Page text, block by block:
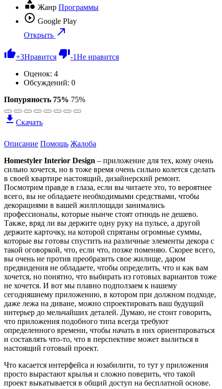
Жанр Программы
Google Play
Открыть
+3Нравится -1Не нравится
Оценок: 4
Обсуждений: 0
Попуряность 75% 75%
Скачать
Описание Помощь Жалоба
Homestyler Interior Design – приложение для тех, кому очень
сильно хочется, но в тоже время очень сильно колется сделать
в своей квартире настоящий, дизайнерский ремонт.
Посмотрим правде в глаза, если вы читаете это, то вероятнее
всего, вы не обладаете необходимыми средствами, чтобы
декорациями в вашей жилплощади занимались
профессионалы, которые нынче стоят отнюдь не дешево.
Также, вряд ли вы держите одну руку на пульсе, а другой
держите карточку, на которой спрятаны огромные суммы,
которые вы готовы спустить на различные элементы декора с
такой оговоркой, что, если что, позже поменяю. Скорее всего,
вы очень не против преобразить свое жилище, даром
предвидения не обладаете, чтобы определить, что и как вам
хочется, но понятно, что выбирать из готовых вариантов тоже
не хочется. И вот мы плавно подползаем к нашему
сегодняшнему приложению, в котором при должном подходе,
даже лежа на диване, можно спроектировать ваш будущий
интерьер до мельчайших деталей. Думаю, не стоит говорить,
что приложения подобного типа всегда требуют
определенного времени, чтобы начать в них ориентироваться
и составлять что-то, что в перспективе может вылиться в
настоящий готовый проект.
Что касается интерфейса и юзабилити, то тут у приложения
просто вырастают крылья и сложно поверить, что такой
проект выкатывается в общий доступ на бесплатной основе.